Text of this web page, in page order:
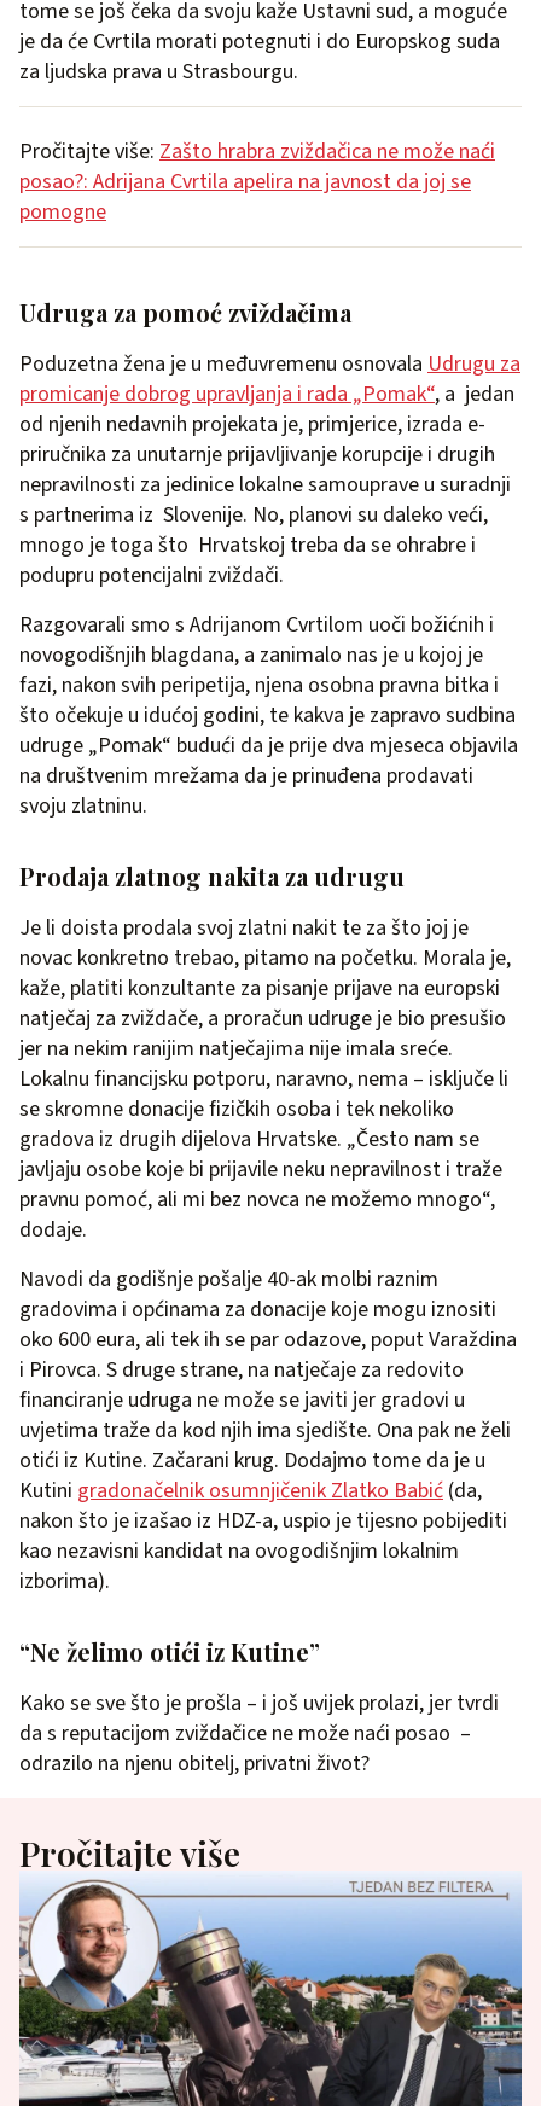
tome se još čeka da svoju kaže Ustavni sud, a moguće
je da će Cvrtila morati potegnuti i do Europskog suda
za ljudska prava u Strasbourgu.
Pročitajte više: Zašto hrabra zviždačica ne može naći
posao?: Adrijana Cvrtila apelira na javnost da joj se
pomogne
Udruga za pomoć zviždačima
Poduzetna žena je u međuvremenu osnovala Udrugu za
promicanje dobrog upravljanja i rada „Pomak“, a jedan
od njenih nedavnih projekata je, primjerice, izrada e-
priručnika za unutarnje prijavljivanje korupcije i drugih
nepravilnosti za jedinice lokalne samouprave u suradnji
s partnerima iz Slovenije. No, planovi su daleko veći,
mnogo je toga što Hrvatskoj treba da se ohrabre i
podupru potencijalni zviždači.
Razgovarali smo s Adrijanom Cvrtilom uoči božićnih i
novogodišnjih blagdana, a zanimalo nas je u kojoj je
fazi, nakon svih peripetija, njena osobna pravna bitka i
što očekuje u idućoj godini, te kakva je zapravo sudbina
udruge „Pomak“ budući da je prije dva mjeseca objavila
na društvenim mrežama da je prinuđena prodavati
svoju zlatninu.
Prodaja zlatnog nakita za udrugu
Je li doista prodala svoj zlatni nakit te za što joj je
novac konkretno trebao, pitamo na početku. Morala je,
kaže, platiti konzultante za pisanje prijave na europski
natječaj za zviždače, a proračun udruge je bio presušio
jer na nekim ranijim natječajima nije imala sreće.
Lokalnu financijsku potporu, naravno, nema – isključe li
se skromne donacije fizičkih osoba i tek nekoliko
gradova iz drugih dijelova Hrvatske. „Često nam se
javljaju osobe koje bi prijavile neku nepravilnost i traže
pravnu pomoć, ali mi bez novca ne možemo mnogo“,
dodaje.
Navodi da godišnje pošalje 40-ak molbi raznim
gradovima i općinama za donacije koje mogu iznositi
oko 600 eura, ali tek ih se par odazove, poput Varaždina
i Pirovca. S druge strane, na natječaje za redovito
financiranje udruga ne može se javiti jer gradovi u
uvjetima traže da kod njih ima sjedište. Ona pak ne želi
otići iz Kutine. Začarani krug. Dodajmo tome da je u
Kutini gradonačelnik osumnjičenik Zlatko Babić (da,
nakon što je izašao iz HDZ-a, uspio je tijesno pobijediti
kao nezavisni kandidat na ovogodišnjim lokalnim
izborima).
“Ne želimo otići iz Kutine”
Kako se sve što je prošla – i još uvijek prolazi, jer tvrdi
da s reputacijom zviždačice ne može naći posao –
odrazilo na njenu obitelj, privatni život?
Pročitajte više